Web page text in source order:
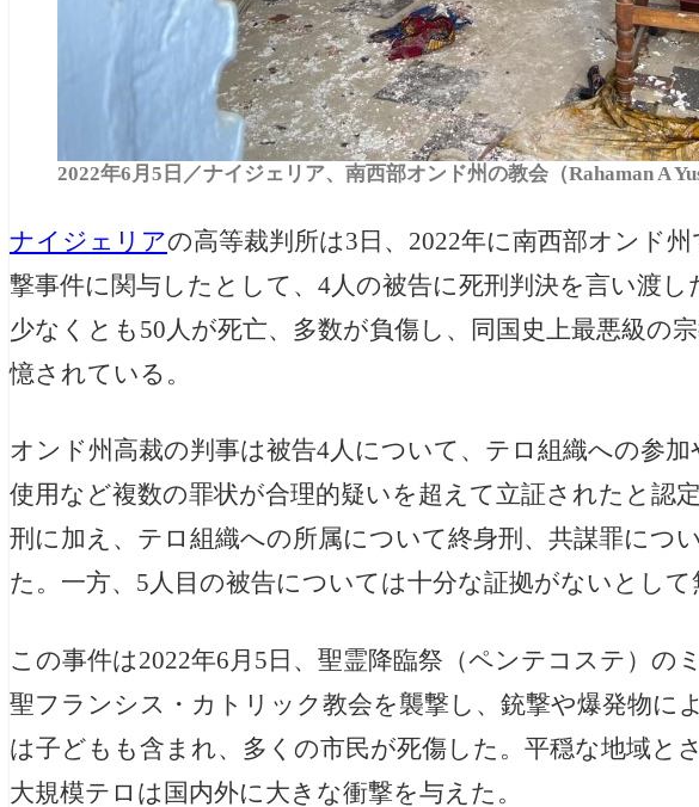
2022年6月5日／ナイジェリア、南西部オンド州の教会（Rahaman A
ナイジェリアの高等裁判所は3日、2022年に南西部オンド州
撃事件に関与したとして、4人の被告に死刑判決を言い渡し
少なくとも50人が死亡、多数が負傷し、同国史上最悪級の
憶されている。
オンド州高裁の判事は被告4人について、テロ組織への参加
使用など複数の罪状が合理的疑いを超えて立証されたと認
刑に加え、テロ組織への所属について終身刑、共謀罪につ
た。一方、5人目の被告については十分な証拠がないとして
この事件は2022年6月5日、聖霊降臨祭（ペンテコステ）の
聖フランシス・カトリック教会を襲撃し、銃撃や爆発物に
は子どもも含まれ、多くの市民が死傷した。平穏な地域と
大規模テロは国内外に大きな衝撃を与えた。